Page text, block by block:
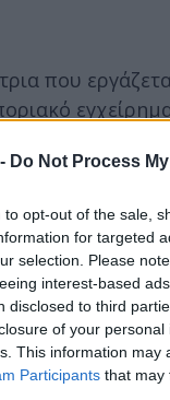
Do Not Process
to opt-out of the sale,
for targeted
selection. Please
interest-based
disclosed to third
of your personal
This information may
Participants that may
που